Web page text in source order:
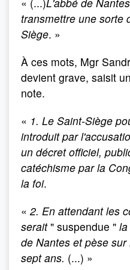
transmettre une sorte
Siège. »
À ces mots, Mgr
devient grave, saisit
note.
« 1. Le Saint-Siège
introduit par
un décret officiel,
catéchisme par la
la foi.
«2. En attendant les
serait" suspendue "
de Nantes et pèse
sept ans. (...) »